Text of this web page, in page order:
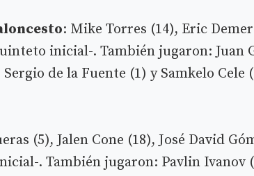
: Mike Torres (14), Eric
inicial-. También jugaron: Juan
de la Fuente (1) y Samkelo Cele
(5), Jalen Cone (18), José David
. También jugaron: Pavlin Ivanov